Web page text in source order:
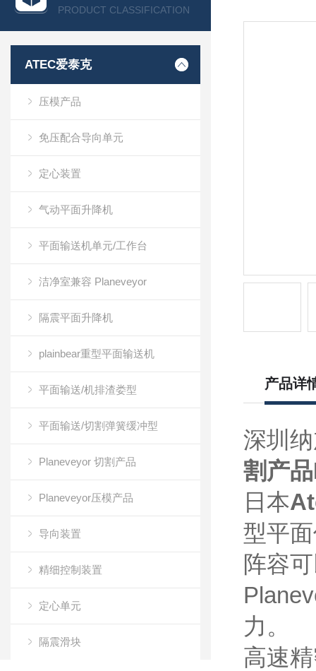
PRODUCT CLASSIFICATION
ATEC爱泰克
压模产品
免压配合导向单元
定心装置
气动平面升降机
平面输送机单元/工作台
洁净室兼容 Planeveyor
隔震平面升降机
plainbear重型平面输送机
平面输送/机排渣娄型
平面输送/切割弹簧缓冲型
Planeveyor 切割产品
Planeveyor压模产品
导向装置
精细控制装置
定心单元
隔震滑块
产品详
深圳
割产
日本
型平
阵容
力。
高速